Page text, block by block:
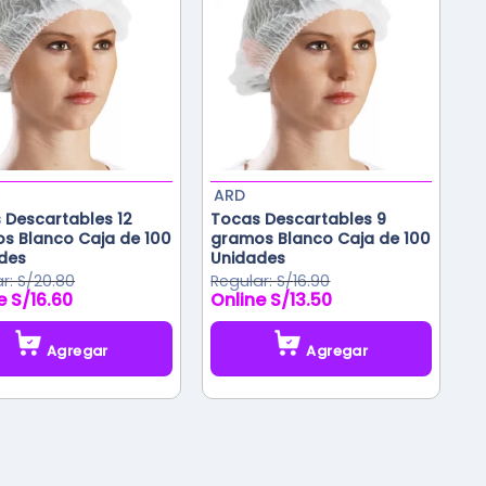
Descartables 12
Blanco Caja de 100
S/20.80
S/16.60El
precio
es:
S/16.60.
Agregar
Tocas Descartables 9
gramos Blanco Caja de 100
Unidades
ARD
S/16.90
El
precio
S/16.90.
S/13.50El
precio
es:
S/13.50.
Agregar